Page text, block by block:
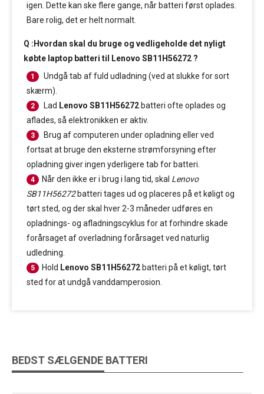
igen. Dette kan ske flere gange, når batteri først oplades.
Bare rolig, det er helt normalt.
Q :Hvordan skal du bruge og vedligeholde det nyligt
købte laptop batteri til Lenovo SB11H56272 ?
1
Undgå tab af fuld udladning (ved at slukke for sort
skærm).
2 Lad Lenovo SB11H56272 batteri ofte oplades og
aflades, så elektronikken er aktiv.
3
Brug af computeren under opladning eller ved
fortsat at bruge den eksterne strømforsyning efter
opladning giver ingen yderligere tab for batteri.
4 Når den ikke er i brug i lang tid, skal Lenovo
SB11H56272batteri tages ud og placeres på et køligt og
tørt sted, og der skal hver 2-3 måneder udføres en
opladnings- og afladningscyklus for at forhindre skade
forårsaget af overladning forårsaget ved naturlig
udledning.
5 Hold Lenovo SB11H56272 batteri på et køligt, tørt
sted for at undgå vanddamperosion.
BEDST SÆLGENDE BATTERI